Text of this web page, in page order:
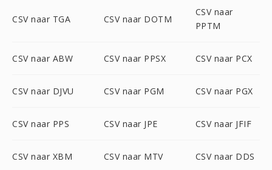
CSV naar TGA CSV naar DOTM
CSV naar
PPTM
CSV naar ABW CSV naar PPSX CSV naar PCX
CSV naar DJVU CSV naar PGM CSV naar PGX
CSV naar PPS CSV naar JPE CSV naar JFIF
CSV naar XBM CSV naar MTV CSV naar DDS